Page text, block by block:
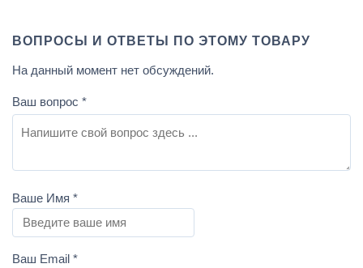
ВОПРОСЫ И ОТВЕТЫ ПО ЭТОМУ ТОВАРУ
На данный момент нет обсуждений.
Ваш вопрос *
Ваше Имя *
Ваш Email *